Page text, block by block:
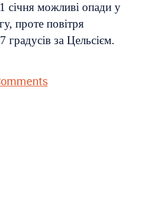
січня можливі опади у
проте повітря
градусів за Цельсієм.